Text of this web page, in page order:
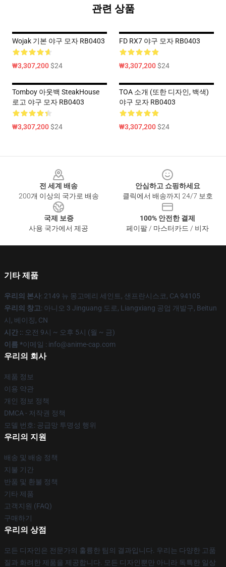
관련 상품
Wojak 기본 야구 모자 RB0403
₩3,307,200$24
FD RX7 야구 모자 RB0403
₩3,307,200$24
Tomboy 아웃백 SteakHouse
로고 야구 모자 RB0403
₩3,307,200$24
TOA 소개 (또한 디자인, 백색)
야구 모자 RB0403
₩3,307,200$24
전 세계 배송
200개 이상의 국가로 배송
안심하고 쇼핑하세요
클릭에서 배송까지 24/7 보호
국제 보증
사용 국가에서 제공
100% 안전한 결제
페이팔 / 마스터카드 / 비자
기타 제품
우리의 본사: 2149 뉴 몽고메리 세인트, 샌프란시스코, CA 94105
우리의 창고: 아니오 3 Jinguang 도로, Liangxiang 공업 개발구, Beitun
시, 베이징, CN
시간 :: 오전 9시 ~ 오후 5시 (월 ~ 금)
이름 *이메일 : info@anime-cap.com
우리의 회사
제품 정보
이용 약관
개인 정보 정책
DMCA - 저작권 정책
모델 번호: 공급망 투명성 행위
우리의 지원
배송 및 배송 정책
지불 기간
반품 및 환불 정책
기타 제품
고객지원 (FAQ)
구매하기
우리의 상점
모든 디자인은 전문가의 훌륭한 팀의 결과입니다. 우리는 다양한 고품
질과 화려한 제품을 제공합니다. 모든 디자인뿐만 아니라 독특한 일상